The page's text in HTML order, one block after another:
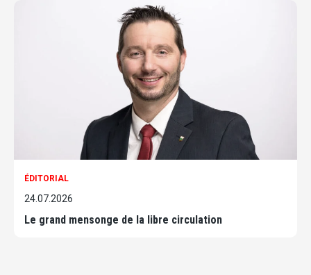
ÉDITORIAL
24.07.2026
Le grand mensonge de la libre circulation